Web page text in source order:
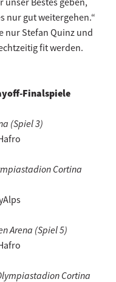
nur gut weitergehen.“
nur Stefan Quinz und
fit werden.
Finalspiele
(Spiel 3)
Cortina
Arena (Spiel 5)
Cortina